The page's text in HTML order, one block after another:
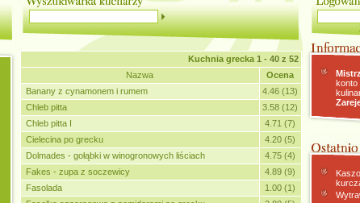
Kuchnia grecka 1 - 40 z 52
Nazwa
Ocena
Banany z cynamonem i rumem
4.46 (13)
Chleb pitta
3.58 (12)
Chleb pitta I
4.71 (7)
Cielecina po grecku
4.20 (5)
Dolmades - gołąbki w winogronowych liściach
4.75 (4)
Fakes - zupa z soczewicy
4.89 (9)
Fasolada
1.00 (1)
konto